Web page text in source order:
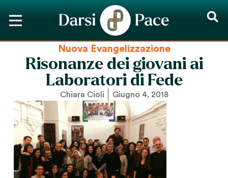
Nuova Evangelizzazione
Risonanze dei giovani ai
Laboratori di Fede
Chiara Cioli Giugno 4, 2018